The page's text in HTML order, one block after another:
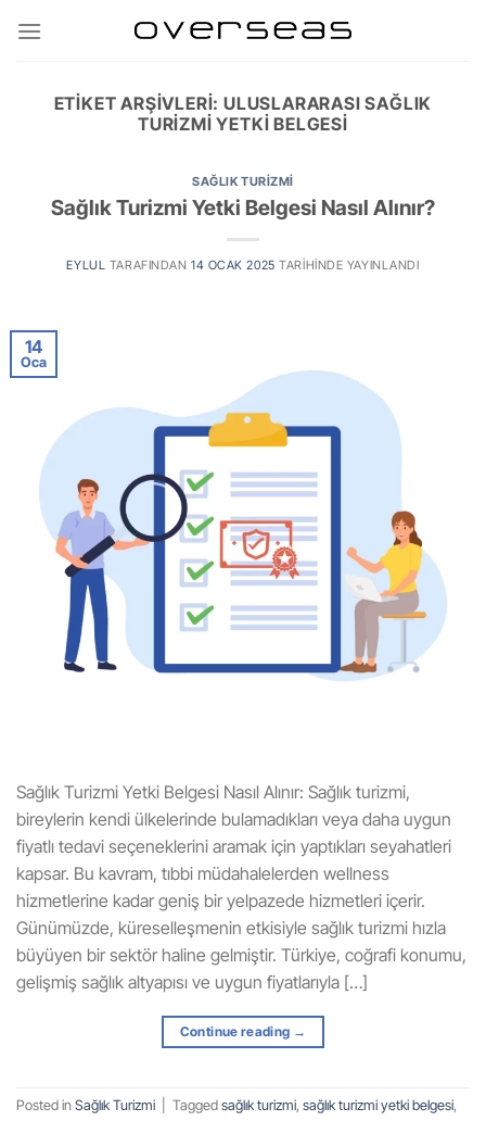
atla
ETIKET ARŞIVLERI:ULUSLARARASI SAĞLIK
TURIZMI YETKI BELGESI
SAĞLIK TURIZMI
Sağlık Turizmi Yetki Belgesi Nasıl Alınır?
EYLUL TARAFINDAN 14 OCAK 2025 TARIHINDE YAYINLANDI
14
Oca
Sağlık Turizmi Yetki Belgesi Nasıl Alınır: Sağlık turizmi,
bireylerin kendi ülkelerinde bulamadıkları veya daha uygun
fiyatlı tedavi seçeneklerini aramak için yaptıkları seyahatleri
kapsar. Bu kavram, tıbbi müdahalelerden wellness
hizmetlerine kadar geniş bir yelpazede hizmetleri içerir.
Günümüzde, küreselleşmenin etkisiyle sağlık turizmi hızla
büyüyen bir sektör haline gelmiştir. Türkiye, coğrafi konumu,
gelişmiş sağlık altyapısı ve uygun fiyatlarıyla […]
Continue reading →
Posted in Sağlık Turizmi Tagged sağlık turizmi, sağlık turizmi yetki belgesi,